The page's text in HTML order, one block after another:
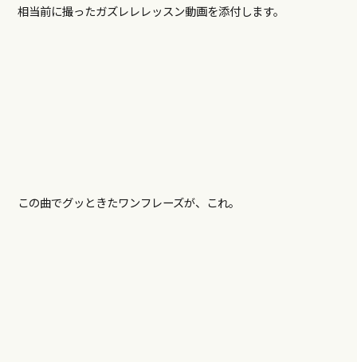
相当前に撮ったガズレレレッスン動画を添付します。
この曲でグッときたワンフレーズが、これ。